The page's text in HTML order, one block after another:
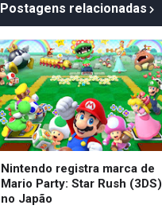
Postagens relacionadas
Nintendo registra marca de
Mario Party: Star Rush (3DS)
no Japão